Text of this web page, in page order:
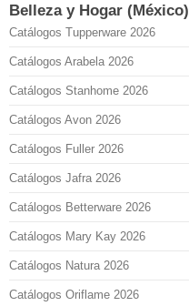
Belleza y Hogar (México)
Catálogos Tupperware 2026
Catálogos Arabela 2026
Catálogos Stanhome 2026
Catálogos Avon 2026
Catálogos Fuller 2026
Catálogos Jafra 2026
Catálogos Betterware 2026
Catálogos Mary Kay 2026
Catálogos Natura 2026
Catálogos Oriflame 2026